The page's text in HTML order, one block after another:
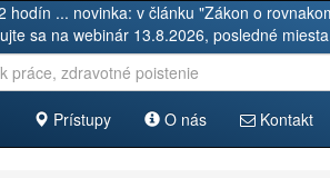
... novinka: v článku "Zákon o
sa na webinár 13.8.2026, posledné
Prístupy O nás Kontakt